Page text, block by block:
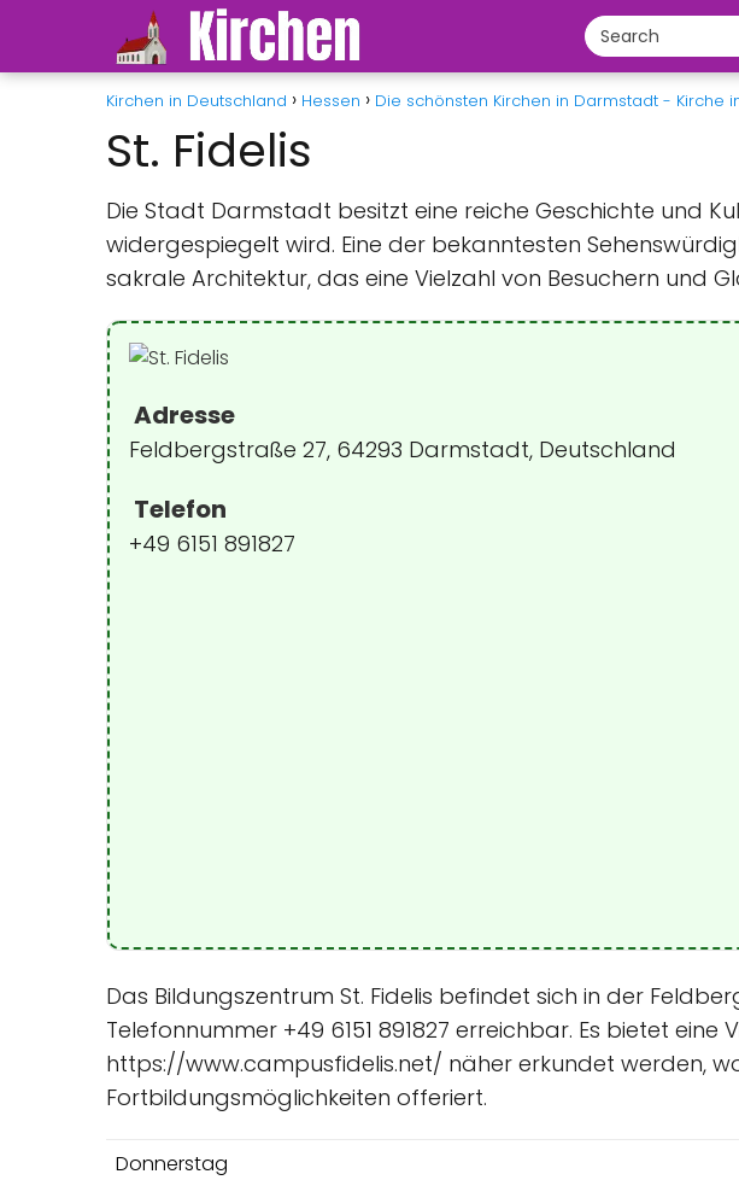
Kirchen in Deutschland Hessen Die schönsten Kirchen in Darmstadt - Kirche
St. Fidelis
Die Stadt Darmstadt besitzt eine reiche Geschichte und
widergespiegelt wird. Eine der bekanntesten
sakrale Architektur, das eine Vielzahl von Besuchern und
Adresse
Feldbergstraße 27, 64293 Darmstadt, Deutschland
Telefon
+49 6151 891827
Das Bildungszentrum St. Fidelis befindet sich in der
Telefonnummer +49 6151 891827 erreichbar. Es bietet
https://www.campusfidelis.net/ näher erkundet werden,
Fortbildungsmöglichkeiten offeriert.
Donnerstag